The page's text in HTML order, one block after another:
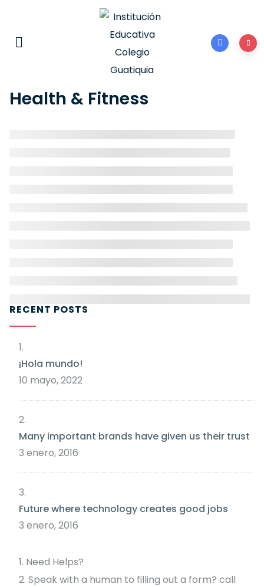
Health & Fitness
RECENT POSTS
¡Hola mundo!
10 mayo, 2022
Many important brands have given us their trust
3 enero, 2016
Future where technology creates good jobs
3 enero, 2016
Need Helps?
Speak with a human to filling out a form? call